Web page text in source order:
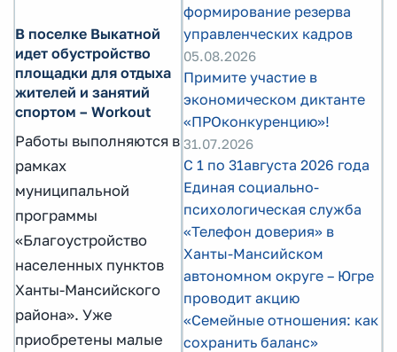
В поселке Выкатной
идет обустройство
площадки для отдыха
жителей и занятий
спортом – Workout
Работы выполняются в
рамках
муниципальной
программы
«Благоустройство
населенных пунктов
Ханты-Мансийского
района». Уже
приобретены малые
формирование резерва
управленческих кадров
05.08.2026
Примите участие в
экономическом диктанте
«ПРОконкуренцию»!
31.07.2026
С 1 по 31августа 2026 года
Единая социально-
психологическая служба
«Телефон доверия» в
Ханты-Мансийском
автономном округе – Югре
проводит акцию
«Семейные отношения: как
сохранить баланс»